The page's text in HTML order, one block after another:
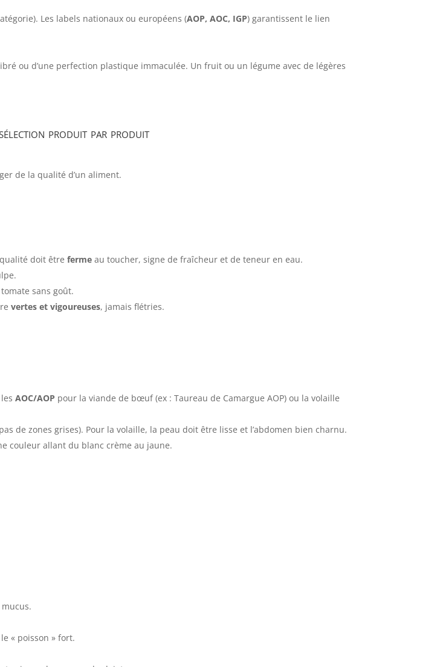
Les labels nationaux ou européens (AOP, AOC, IGP) garantissent le lien
ou d’une perfection plastique immaculée. Un fruit ou un légume avec de légères
produit par produit
de la qualité d’un aliment.
qualité doit êtreferme au toucher, signe de fraîcheur et de teneur en eau.
sans goût.
vertes et vigoureuses, jamais flétries.
lesAOC/AOP pour la viande de bœuf (ex : Taureau de Camargue AOP) ou la volaille
de zones grises). Pour la volaille, la peau doit être lisse et l’abdomen bien charnu.
couleur allant du blanc crème au jaune.
« poisson » fort.